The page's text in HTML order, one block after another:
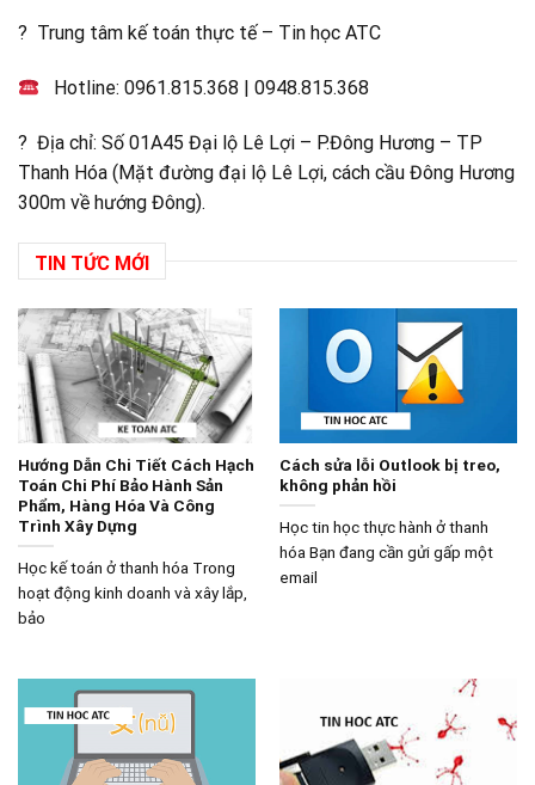
? Trung tâm kế toán thực tế – Tin học ATC
Hotline:0961.815.368 |0948.815.368
? Địa chỉ: Số 01A45 Đại lộ Lê Lợi – P.Đông Hương – TP
Thanh Hóa (Mặt đường đại lộ Lê Lợi, cách cầu Đông Hương
300m về hướng Đông).
TIN TỨC MỚI
Hướng Dẫn Chi Tiết Cách Hạch
Toán Chi Phí Bảo Hành Sản
Phẩm, Hàng Hóa Và Công
Trình Xây Dựng
Học kế toán ở thanh hóa Trong
hoạt động kinh doanh và xây lắp,
bảo
Cách sửa lỗi Outlook bị treo,
không phản hồi
Học tin học thực hành ở thanh
hóa Bạn đang cần gửi gấp một
email